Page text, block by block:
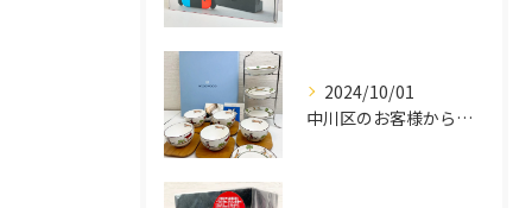
2024/10/01
中川区のお客様から買取させていただきました。